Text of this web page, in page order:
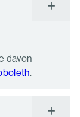
davon
.